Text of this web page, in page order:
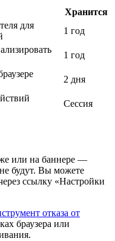
Хранится
для
1 год
1 год
2 дня
Сессия
или на баннере —
будут. Вы можете
ссылку «Настройки
отказа от
браузера или